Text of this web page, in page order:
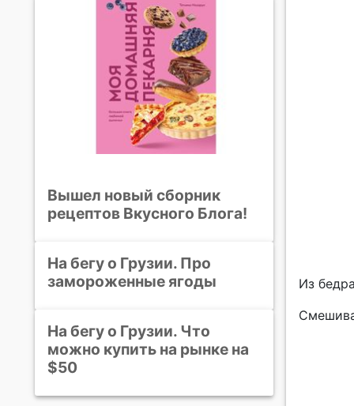
Из
Вышел новый сборник
рецептов Вкусного Блога!
На бегу о Грузии. Про
замороженные ягоды
На бегу о Грузии. Что
можно купить на рынке на
$50